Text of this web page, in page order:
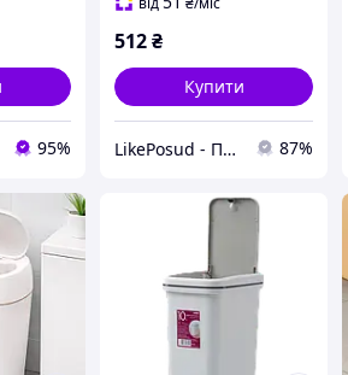
95%
512₴
Купити
LikePosud - Посуд та товари для дому і саду 87%